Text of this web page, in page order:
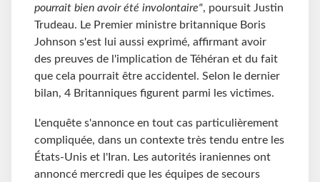
pourrait bien avoir été involontaire", poursuit Justin
Trudeau. Le Premier ministre britannique Boris
Johnson s'est lui aussi exprimé, affirmant avoir
des preuves de l'implication de Téhéran et du fait
que cela pourrait être accidentel. Selon le dernier
bilan, 4 Britanniques figurent parmi les victimes.
L'enquête s'annonce en tout cas particulièrement
compliquée, dans un contexte très tendu entre les
États-Unis et l'Iran. Les autorités iraniennes ont
annoncé mercredi que les équipes de secours